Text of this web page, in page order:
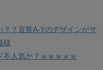
？？宣誓A-Yのデザインがサ
様
不人気か？ｗｗｗｗｗ